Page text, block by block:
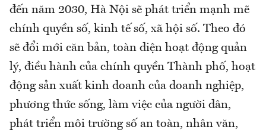
đến năm 2030, Hà Nội sẽ phát triển mạnh mẽ
chính quyền số, kinh tế số, xã hội số. Theo đó
sẽ đổi mới căn bản, toàn diện hoạt động quản
lý, điều hành của chính quyền Thành phố, hoạt
động sản xuất kinh doanh của doanh nghiệp,
phương thức sống, làm việc của người dân,
phát triển môi trường số an toàn, nhân văn,